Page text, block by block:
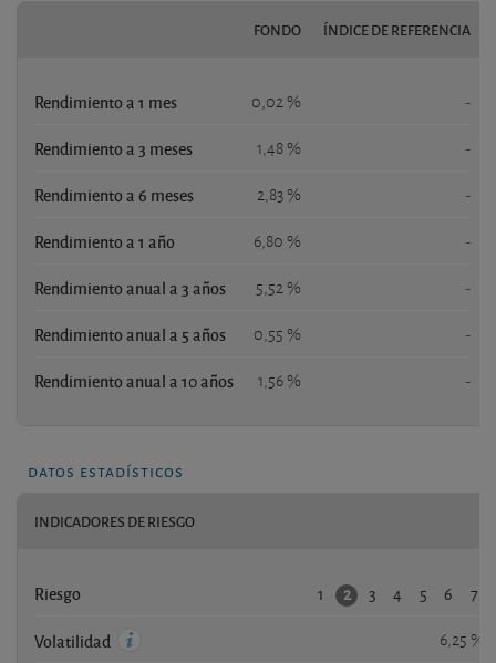
FONDO ÍNDICE DE REFERENCIA
Rendimiento a 1 mes 0,02 % -
Rendimiento a 3 meses 1,48 % -
Rendimiento a 6 meses 2,83 % -
Rendimiento a 1 año 6,80 % -
Rendimiento anual a 3 años 5,52 % -
Rendimiento anual a 5 años 0,55 % -
Rendimiento anual a 10 años 1,56 % -
datos estadísticos
INDICADORES DE RIESGO
Riesgo 1 2 3 4 5 6 7
Volatilidad 6,25 %